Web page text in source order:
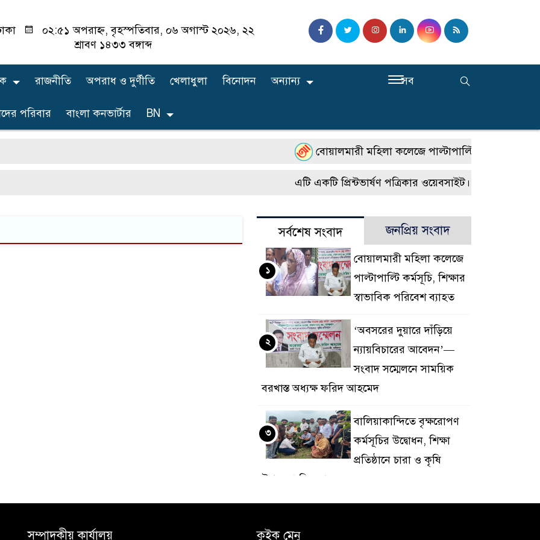
০২:৫১ অপরাহ্ন, বৃহস্পতিবার, ০৬ অগাস্ট ২০২৬, ২২
শ্রাবণ ১৪৩৩ বঙ্গাব্দ
রাজনীতি অপরাধ ও দুর্ণীতি খেলাধুলা বিনোদন অন্যান্য
পরিবার বাংলা কনভার্টার BN
সব
বোয়ালমারী মহিলা কলেজে পাল্টাপাল্টি কর্মসূচি, শিক্ষার
এটি একটি প্রিন্টভার্ষণ পত্রিকার ওয়েবসাইট। সারাদেশে
সর্বশেষ সংবাদ জনপ্রিয় সংবাদ
বোয়ালমারী মহিলা কলেজে
পাল্টাপাল্টি কর্মসূচি, শিক্ষার
স্বাভাবিক পরিবেশ ব্যাহত
১
‘অবসরের দুয়ারে দাঁড়িয়ে
ন্যায়বিচারের আবেদন’—
সংবাদ সম্মেলনে সাময়িক
বরখাস্ত অধ্যক্ষ ফরিদ আহমেদ
২
বালিয়াকান্দিতে বৃক্ষরোপণ
কর্মসূচির উদ্বোধন, শিক্ষা
প্রতিষ্ঠানে চারা ও কৃষি
উপকরণ বিতরণ
৩
সম্পাদকীয় কার্যালয় কুইক মেনু